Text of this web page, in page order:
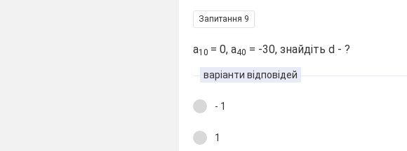
Запитання 9
а10 = 0, а40 = -30, знайдіть d - ?
варіанти відповідей
- 1
1